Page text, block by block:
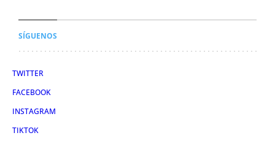
SÍGUENOS
TWITTER
FACEBOOK
INSTAGRAM
TIKTOK